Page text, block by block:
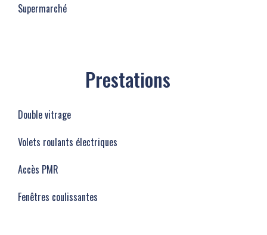
Supermarché
Prestations
Double vitrage
Volets roulants électriques
Accès PMR
Fenêtres coulissantes